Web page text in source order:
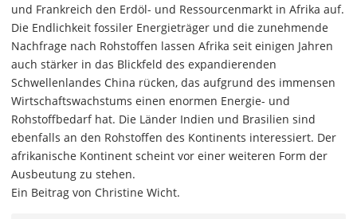
und Frankreich den Erdöl- und Ressourcenmarkt in Afrika auf.
Die Endlichkeit fossiler Energieträger und die zunehmende
Nachfrage nach Rohstoffen lassen Afrika seit einigen Jahren
auch stärker in das Blickfeld des expandierenden
Schwellenlandes China rücken, das aufgrund des immensen
Wirtschaftswachstums einen enormen Energie- und
Rohstoffbedarf hat. Die Länder Indien und Brasilien sind
ebenfalls an den Rohstoffen des Kontinents interessiert. Der
afrikanische Kontinent scheint vor einer weiteren Form der
Ausbeutung zu stehen.
Ein Beitrag von Christine Wicht.